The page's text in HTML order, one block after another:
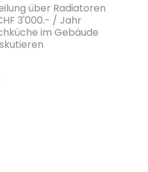
über Radiatoren
3'000.- / Jahr
im Gebäude